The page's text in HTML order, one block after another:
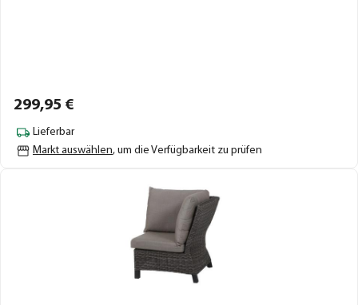
299,95 €
Lieferbar
Markt auswählen, um die Verfügbarkeit zu prüfen